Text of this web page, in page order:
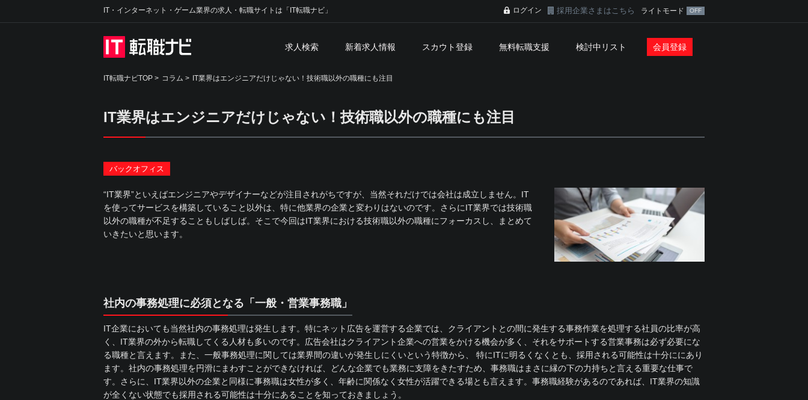
IT・インターネット・ゲーム業界の求人・転職サイトは「IT転職ナビ」 ログイン 採用企業さまはこちら ライトモード
求人検索 新着求人情報 スカウト登録 無料転職支援 検討中リスト 会員登録
IT転職ナビTOP > コラム > IT業界はエンジニアだけじゃない！技術職以外の職種にも注目
IT業界はエンジニアだけじゃない！技術職以外の職種にも注目
バックオフィス
“IT業界”といえばエンジニアやデザイナーなどが注目されがちですが、当然それだけでは会社は成立しません。IT
を使ってサービスを構築していること以外は、特に他業界の企業と変わりはないのです。さらにIT業界では技術職
以外の職種が不足することもしばしば。そこで今回はIT業界における技術職以外の職種にフォーカスし、まとめて
いきたいと思います。
社内の事務処理に必須となる「一般・営業事務職」
IT企業においても当然社内の事務処理は発生します。特にネット広告を運営する企業では、クライアントとの間に発生する事務作業を処理する社員の比率が高
く、IT業界の外から転職してくる人材も多いのです。広告会社はクライアント企業への営業をかける機会が多く、それをサポートする営業事務は必ず必要にな
る職種と言えます。また、一般事務処理に関しては業界間の違いが発生しにくいという特徴から、 特にITに明るくなくとも、採用される可能性は十分ににあり
ます。社内の事務処理を円滑にまわすことができなければ、どんな企業でも業務に支障をきたすため、事務職はまさに縁の下の力持ちと言える重要な仕事で
す。さらに、IT業界以外の企業と同様に事務職は女性が多く、年齢に関係なく女性が活躍できる場とも言えます。事務職経験があるのであれば、IT業界の知識
が全くない状態でも採用される可能性は十分にあることを知っておきましょう。